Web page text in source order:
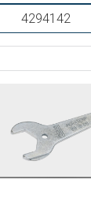
4294142